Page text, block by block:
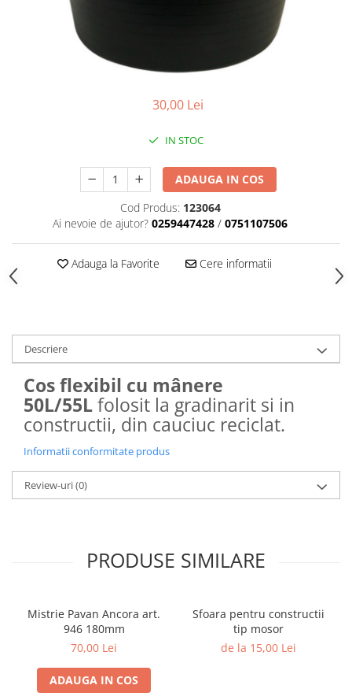
Adezivi placări
Împrejmuire
Panouri bordurate
Vopsele spray
Sisteme de nivelare
Canciocuri și mistrii
Driști și gletiere
30,00 Lei
IN STOC
ADAUGA IN COS
Cod Produs: 123064
Ai nevoie de ajutor? 0259447428 / 0751107506
Adauga la Favorite Cere informatii
Descriere
Cos flexibil cu mânere
50L/55Lfolosit la gradinarit si in
constructii, din cauciuc reciclat.
Informatii conformitate produs
Review-uri(0)
PRODUSE SIMILARE
Mistrie Pavan Ancora art.
946 180mm
70,00 Lei
ADAUGA IN COS
Sfoara pentru constructii
tip mosor
de la 15,00 Lei